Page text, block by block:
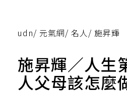
udn/ 元氣網/ 名人/ 施昇輝
施昇輝／人生
人父母該怎麼